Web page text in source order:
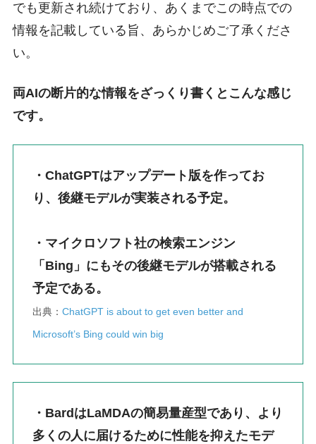
でも更新され続けており、あくまでこの時点での
情報を記載している旨、あらかじめご了承くださ
い。
両AIの断片的な情報をざっくり書くとこんな感じ
です。
・ChatGPTはアップデート版を作ってお
り、後継モデルが実装される予定。
・マイクロソフト社の検索エンジン
「Bing」にもその後継モデルが搭載される
予定である。
出典： ChatGPT is about to get even better and
Microsoft’s Bing could win big
・BardはLaMDAの簡易量産型であり、より
多くの人に届けるために性能を抑えたモデ